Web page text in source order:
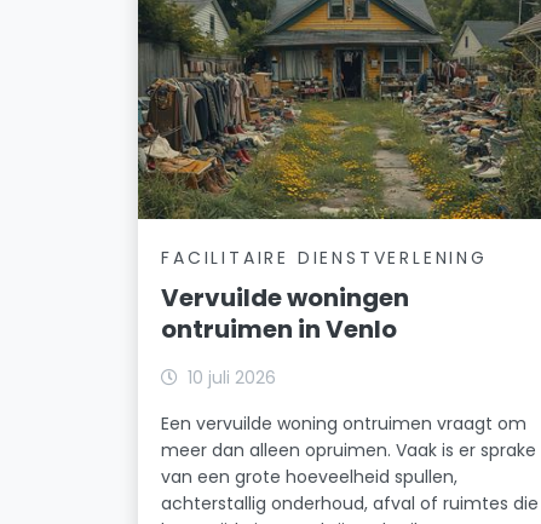
FACILITAIRE DIENSTVERLENING
Vervuilde woningen
ontruimen in Venlo
10 juli 2026
Een vervuilde woning ontruimen vraagt om
meer dan alleen opruimen. Vaak is er sprake
van een grote hoeveelheid spullen,
achterstallig onderhoud, afval of ruimtes die